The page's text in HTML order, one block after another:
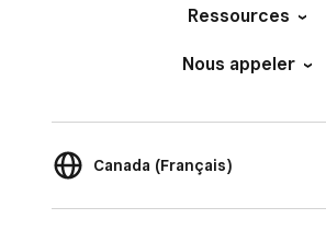
Ressources
Nous appeler
Canada (Français)